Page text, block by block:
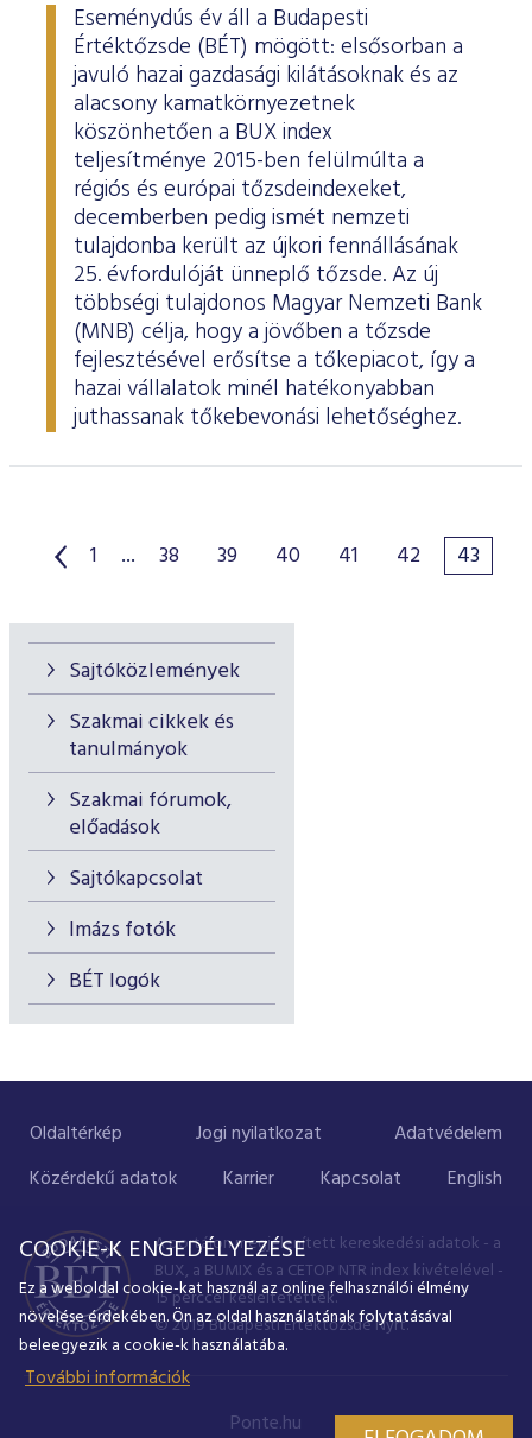
Sajtóközlemények
Szakmai cikkek és
tanulmányok
Szakmai fórumok,
előadások
Sajtókapcsolat
Imázs fotók
BÉT logók
Eseménydús év áll a Budapesti
Értéktőzsde (BÉT) mögött: elsősorban a
javuló hazai gazdasági kilátásoknak és az
alacsony kamatkörnyezetnek
köszönhetően a BUX index
teljesítménye 2015-ben felülmúlta a
régiós és európai tőzsdeindexeket,
decemberben pedig ismét nemzeti
tulajdonba került az újkori fennállásának
25. évfordulóját ünneplő tőzsde. Az új
többségi tulajdonos Magyar Nemzeti Bank
(MNB) célja, hogy a jövőben a tőzsde
fejlesztésével erősítse a tőkepiacot, így a
hazai vállalatok minél hatékonyabban
juthassanak tőkebevonási lehetőséghez.
1 ... 38 39 40 41 42 43
Oldaltérkép Jogi nyilatkozat
Adatvédelem
Közérdekű adatok
Karrier Kapcsolat English
A portálon megjelenített kereskedési adatok - a
BUX, a BUMIX és a CETOP NTR index kivételével -
15 perccel késleltetettek.
© 2019 Budapesti Értéktőzsde Nyrt.
Ponte.hu
COOKIE-K ENGEDÉLYEZÉSE
Ez a weboldal cookie-kat használ az online felhasználói élmény
növelése érdekében. Ön az oldal használatának folytatásával
beleegyezik a cookie-k használatába.
További információk